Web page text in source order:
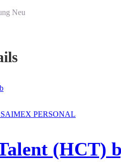
Neu
(HCT)